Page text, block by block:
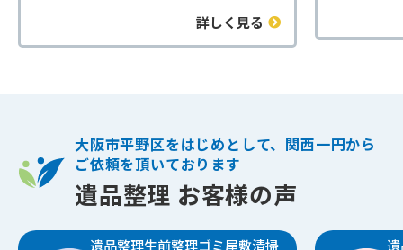
介でご対応させていただしました。
道具、資材などが数多く残されてい
ました。
一般的な生活用品だけではなく、仕
事道具も多くあったため、一点ずつ
確認しながら丁寧に仕分け作業を進
詳しく見る
西遺品整
ムーズに
けない
大阪市平野区をはじめとして、関西一円から
ご依頼を頂いております
遺品整理 お客様の声
遺品整理生前整理ゴミ屋敷清掃